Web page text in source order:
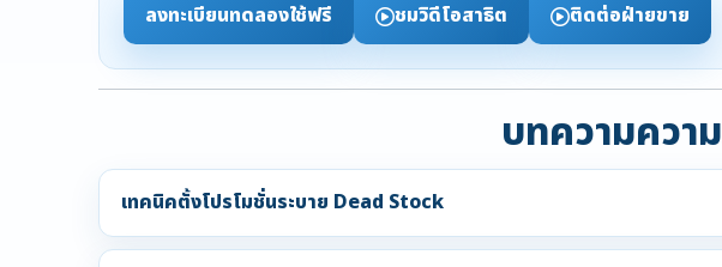
ลงทะเบียนทดลองใช้ฟรี ชมวิดีโอสาธิต ติดต่อฝ่ายขาย
บทความควา
เทคนิคตั้งโปรโมชั่นระบาย Dead Stock